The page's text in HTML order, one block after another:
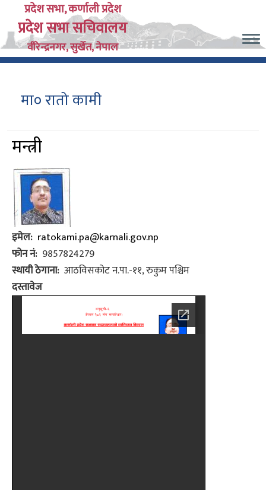
main
content
प्रदेश सभा, कर्णाली प्रदेश
प्रदेश सभा सचिवालय
वीरेन्द्रनगर, सुर्खेत, नेपाल
मा० रातो कामी
मन्त्री
इमेल ratokami.pa@karnali.gov.np
फोन नं 9857824279
स्थायी ठेगाना आठविसकोट न.पा.-११, रुकुम पश्चिम
दस्तावेज